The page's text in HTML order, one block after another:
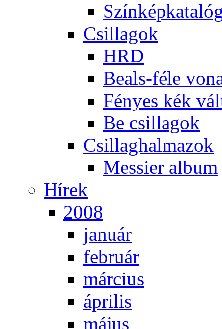
Csil­la­gok
HRD
Be­als-fé­le
Fé­nyes kék
Be csil­la­gok
Csil­lag­hal­ma­zok
Mes­si­er al­bum
Hí­rek
2008
ja­nu­ár
feb­ru­ár
már­ci­us
áp­ri­lis
má­jus